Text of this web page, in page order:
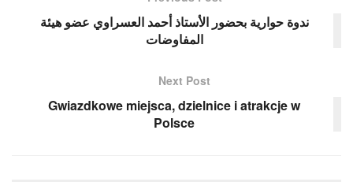
ندوة حوارية بحضور الأستاذ أحمد العسراوي عضو هيئة
المفاوضات
Next Post
Gwiazdkowe miejsca, dzielnice i atrakcje w
Polsce